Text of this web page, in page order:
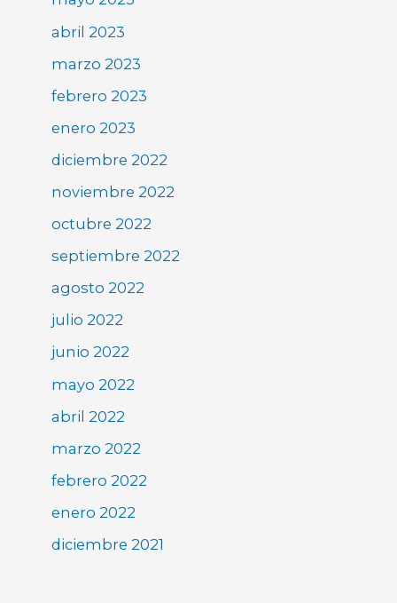
abril 2023
marzo 2023
febrero 2023
enero 2023
diciembre 2022
noviembre 2022
octubre 2022
septiembre 2022
agosto 2022
julio 2022
junio 2022
mayo 2022
abril 2022
marzo 2022
febrero 2022
enero 2022
diciembre 2021